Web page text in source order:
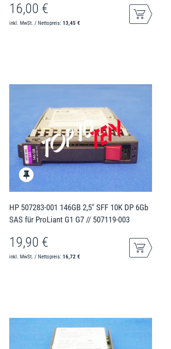
16,00 €
inkl. MwSt. / Nettopreis:13,45 €
HP 507283-001 146GB 2,5" SFF 10K DP 6Gb
SAS für ProLiant G1 G7 // 507119-003
19,90 €
inkl. MwSt. / Nettopreis:16,72 €